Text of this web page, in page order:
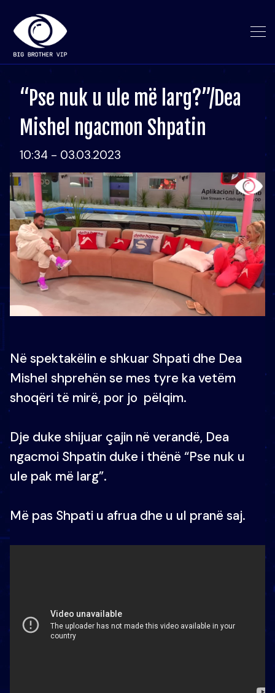
“Pse nuk u ule më larg?”/Dea
Mishel ngacmon Shpatin
10:34 - 03.03.2023
Në spektakëlin e shkuar Shpati dhe Dea
Mishel shprehën se mes tyre ka vetëm
shoqëri të mirë, por jo pëlqim.
Dje duke shijuar çajin në verandë, Dea
ngacmoi Shpatin duke i thënë “Pse nuk u
ule pak më larg”.
Më pas Shpati u afrua dhe u ul pranë saj.